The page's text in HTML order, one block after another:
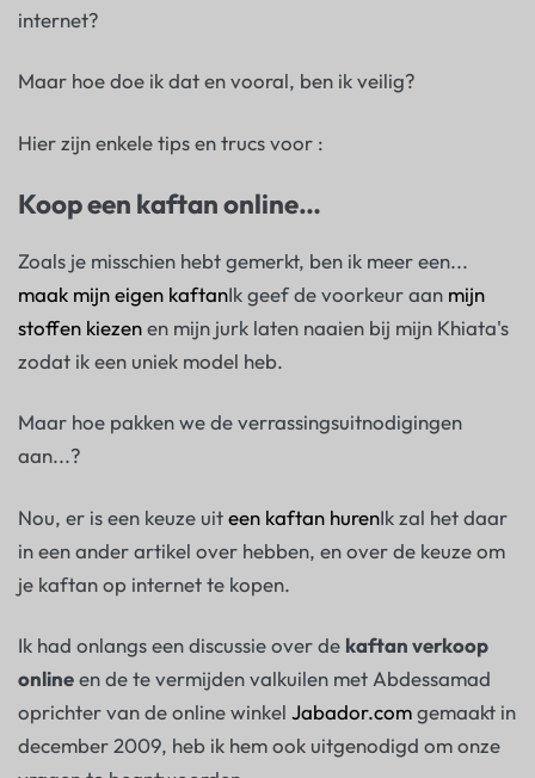
internet?
Maar hoe doe ik dat en vooral, ben ik veilig?
Hier zijn enkele tips en trucs voor :
Koop een kaftan online…
Zoals je misschien hebt gemerkt, ben ik meer een...
maak mijn eigen kaftanIk geef de voorkeur aan mijn
stoffen kiezenen mijn jurk laten naaien bij mijn Khiata's
zodat ik een uniek model heb.
Maar hoe pakken we de verrassingsuitnodigingen
aan...?
Nou, er is een keuze uiteen kaftan hurenIk zal het daar
in een ander artikel over hebben, en over de keuze om
je kaftan op internet te kopen.
Ik had onlangs een discussie over de kaftan verkoop
onlineen de te vermijden valkuilen met Abdessamad
oprichter van de online winkel Jabador.comgemaakt in
december 2009, heb ik hem ook uitgenodigd om onze